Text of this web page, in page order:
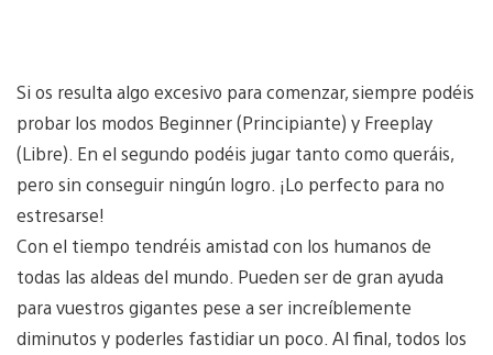
Si os resulta algo excesivo para comenzar, siempre podéis
probar los modos Beginner (Principiante) y Freeplay
(Libre). En el segundo podéis jugar tanto como queráis,
pero sin conseguir ningún logro. ¡Lo perfecto para no
estresarse!
Con el tiempo tendréis amistad con los humanos de
todas las aldeas del mundo. Pueden ser de gran ayuda
para vuestros gigantes pese a ser increíblemente
diminutos y poderles fastidiar un poco. Al final, todos los